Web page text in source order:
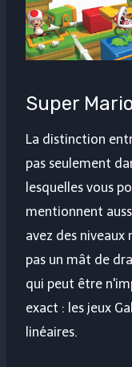
Super
La distinction
pas seulement
lesquelles vous
mentionnent
avez des niveaux
pas un mât de
qui peut être
exact : les jeux
linéaires.